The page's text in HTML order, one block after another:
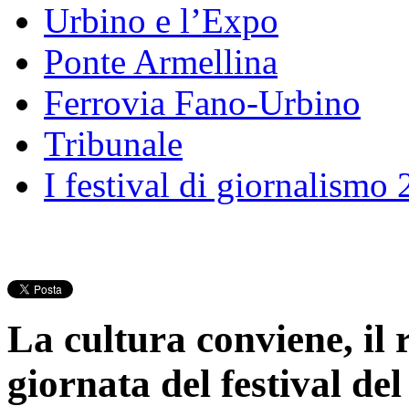
Urbino e l’Expo
Ponte Armellina
Ferrovia Fano-Urbino
Tribunale
I festival di giornalismo
La cultura conviene, il
giornata del festival